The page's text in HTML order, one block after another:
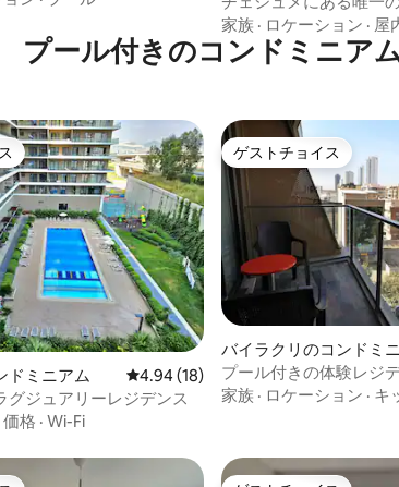
きなプール付きの新築
家族 · ロケーション · 屋
プール付きのコンドミニア
星の平均評価
ドミニアム レビュー18件、5つ星中4.94つ星の平
4.94 (18)
グジュアリーレジデンス
価格 · Wi-Fi
ゲストチョイス
ゲストチョイス
バイラクリのコンドミ
プール付きの体験レジ
家族 · ロケーション · キ